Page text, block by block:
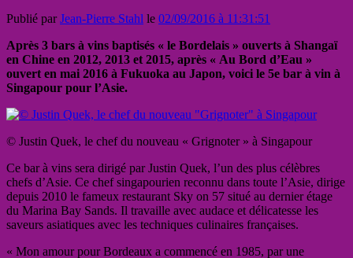
Publié parJean-Pierre Stahl le 02/09/2016 à 11:31:51
Après 3 bars à vins baptisés « le Bordelais » ouverts à Shangaï
en Chine en 2012, 2013 et 2015, après « Au Bord d’Eau »
ouvert en mai 2016 à Fukuoka au Japon, voici le 5e bar à vin à
Singapour pour l’Asie.
© Justin Quek, le chef du nouveau « Grignoter » à Singapour
Ce bar à vins sera dirigé par Justin Quek, l’un des plus célèbres
chefs d’Asie. Ce chef singapourien reconnu dans toute l’Asie, dirige
depuis 2010 le fameux restaurant Sky on 57 situé au dernier étage
du Marina Bay Sands. Il travaille avec audace et délicatesse les
saveurs asiatiques avec les techniques culinaires françaises.
« Mon amour pour Bordeaux a commencé en 1985, par une